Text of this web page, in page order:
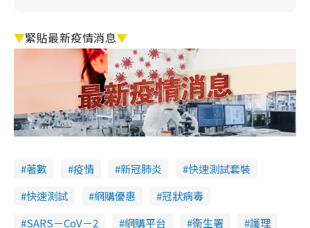
▼緊貼最新疫情消息▼
著數 疫情 新冠肺炎
快速測試套裝
快速測試
網購優惠
冠狀病毒
SARS－CoV－2
網購平台 衞生署
護理